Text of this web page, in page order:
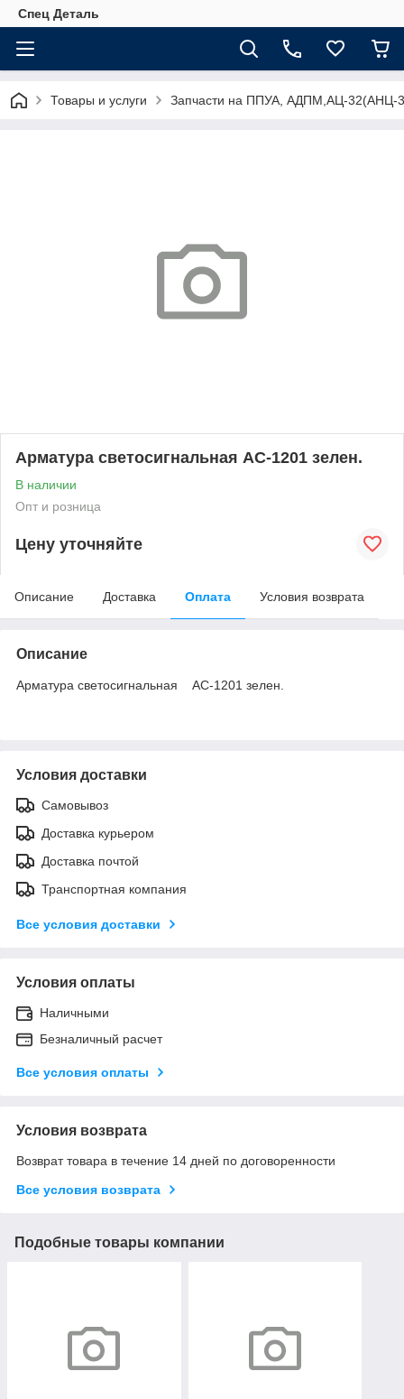
Спец Деталь
Товары и услуги Запчасти на ППУА, АДПМ,АЦ-32(АНЦ-
Арматура светосигнальная АС-1201 зелен.
В наличии
Опт и розница
Цену уточняйте
Описание Доставка Оплата Условия возврата
Описание
Арматура светосигнальная АС-1201 зелен.
Условия доставки
Самовывоз
Доставка курьером
Доставка почтой
Транспортная компания
Все условия доставки
Условия оплаты
Наличными
Безналичный расчет
Все условия оплаты
Условия возврата
Возврат товара в течение 14 дней по договоренности
Все условия возврата
Подобные товары компании